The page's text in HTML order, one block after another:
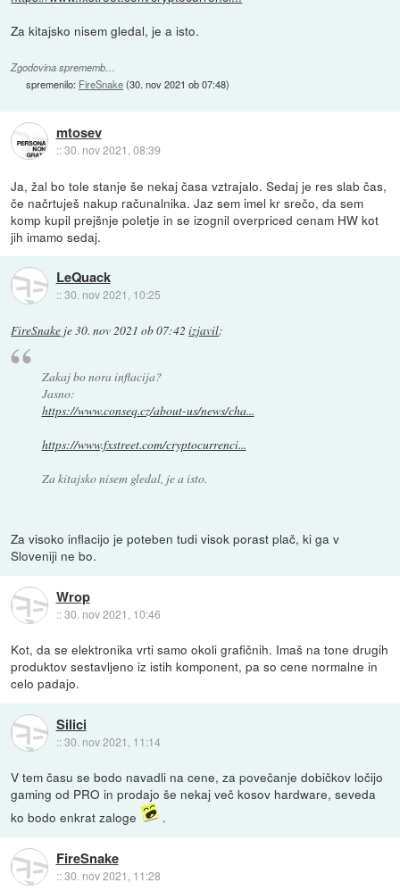
Za kitajsko nisem gledal, je a isto.
Zgodovina sprememb…
spremenilo: FireSnake(30. nov 2021 ob 07:48)
mtosev
::30. nov 2021, 08:39
Ja, žal bo tole stanje še nekaj časa vztrajalo. Sedaj je res slab čas,
če načrtuješ nakup računalnika. Jaz sem imel kr srečo, da sem
komp kupil prejšnje poletje in se izognil overpriced cenam HW kot
jih imamo sedaj.
LeQuack
::30. nov 2021, 10:25
FireSnake je30. nov 2021 ob 07:42 izjavil:
Zakaj bo nora inflacija?
Jasno:
https://www.conseq.cz/about-us/news/cha...
https://www.fxstreet.com/cryptocurrenci...
Za kitajsko nisem gledal, je a isto.
Za visoko inflacijo je poteben tudi visok porast plač, ki ga v
Sloveniji ne bo.
Wrop
::30. nov 2021, 10:46
Kot, da se elektronika vrti samo okoli grafičnih. Imaš na tone drugih
produktov sestavljeno iz istih komponent, pa so cene normalne in
celo padajo.
Silici
::30. nov 2021, 11:14
V tem času se bodo navadli na cene, za povečanje dobičkov ločijo
gaming od PRO in prodajo še nekaj več kosov hardware, seveda
ko bodo enkrat zaloge
.
FireSnake
::30. nov 2021, 11:28